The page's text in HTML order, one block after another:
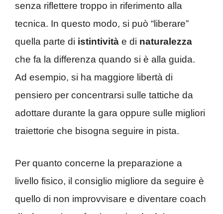
senza riflettere troppo in riferimento alla
tecnica. In questo modo, si può “liberare”
quella parte di istintività e di naturalezza
che fa la differenza quando si è alla guida.
Ad esempio, si ha maggiore libertà di
pensiero per concentrarsi sulle tattiche da
adottare durante la gara oppure sulle migliori
traiettorie che bisogna seguire in pista.
Per quanto concerne la preparazione a
livello fisico, il consiglio migliore da seguire è
quello di non improvvisare e diventare coach